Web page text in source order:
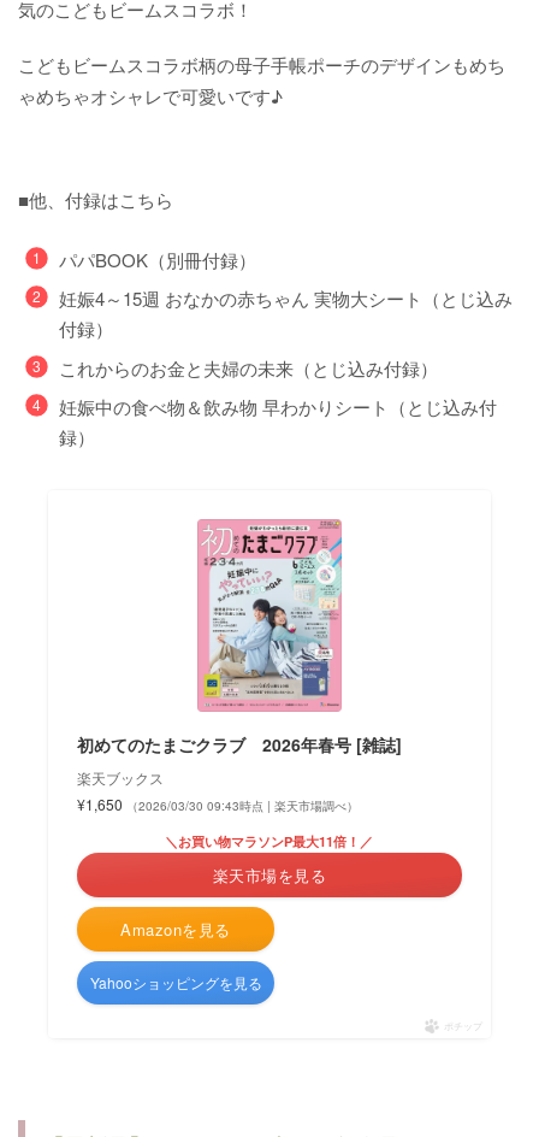
気のこどもビームスコラボ！
こどもビームスコラボ柄の母子手帳ポーチのデザインもめち
ゃめちゃオシャレで可愛いです♪
■他、付録はこちら
パパBOOK（別冊付録）
妊娠4～15週 おなかの赤ちゃん 実物大シート（とじ込み
付録）
これからのお金と夫婦の未来（とじ込み付録）
妊娠中の食べ物＆飲み物 早わかりシート（とじ込み付
録）
初めてのたまごクラブ 2026年春号 [雑誌]
楽天ブックス
¥1,650
（2026/03/30 09:43時点 | 楽天市場調べ）
Amazonを見る
＼お買い物マラソンP最大11倍！／
楽天市場を見る
Yahooショッピングを見る
ポチップ